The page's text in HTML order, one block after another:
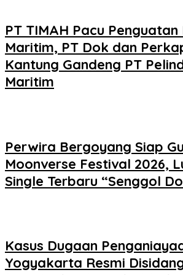
PT TIMAH Pacu
Maritim, PT Dok dan
Kantung Gandeng PT
Maritim
Perwira Bergoyang Siap
Moonverse Festival 2026,
Single Terbaru “Senggol
Kasus Dugaan
Yogyakarta Resmi